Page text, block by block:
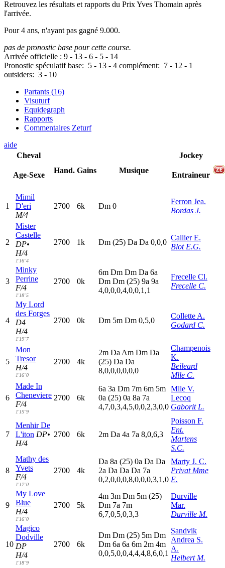
Retrouvez les résultats et rapports du Prix Yves Thomain après
l'arrivée.
Pour 4 ans, n'ayant pas gagné 9.000.
pas de pronostic base pour cette course.
Arrivée officielle : 9 - 13 - 6 - 5 - 14
Pronostic spéculatif base: 5 - 13 - 4 complément: 7 - 12 - 1
outsiders: 3 - 10
Partants (16)
Visuturf
Equidegraph
Rapports
Commentaires Zeturf
aide
Cheval
Age-Sexe
Hand. Gains Musique
Jockey
Entraineur
1
Mimil
D'eri
M/4
2700 6k Dm 0
Ferron Jea.
Bordas J.
2
Mister
Castelle
DP•
H/4
1'16"4
2700 1k Dm (25) Da Da 0,0,0
Callier E.
Blot E.G.
3
Minky
Perrine
F/4
1'18"5
2700 0k
6m Dm Dm Da 6a
Dm Dm (25) 9a 9a
4,0,0,0,4,0,0,1,1
Frecelle Cl.
Frecelle C.
4
My Lord
des Forges
D4
H/4
1'19"7
2700 0k Dm 5m Dm 0,5,0
Collette A.
Godard C.
5
Mon
Tresor
H/4
1'16"0
2700 4k
2m Da Am Dm Da
(25) Da Da
8,0,0,0,0,0,0
Champenois
K.
Beileard
Mlle C.
6
Made In
Cheneviere
F/4
1'15"9
2700 6k
6a 3a Dm 7m 6m 5m
0a (25) 0a 8a 7a
4,7,0,3,4,5,0,0,2,3,0,0
Mlle V.
Lecoq
Gaborit L.
7
Menhir De
L'iton DP•
H/4
2700 6k 2m Da 4a 7a 8,0,6,3
Poisson F.
Ent.
Martens
S.C.
8
Mathy des
Yvets
F/4
1'17"0
2700 4k
Da 8a (25) 0a Da Da
2a Da Da Da 7a
0,2,0,0,0,8,0,0,0,3,1,0
Marty J. C.
Privat Mme
E.
9
My Love
Blue
H/4
1'16"0
2700 5k
4m 3m Dm 5m (25)
Dm 7a 7m
6,7,0,5,0,3,3
Durville
Mar.
Durville M.
10
Magico
Dodville
DP
H/4
1'18"9
2700 6k
Dm Dm (25) 5m Dm
Dm 6a 6a 6m 2m 4m
0,0,5,0,0,4,4,4,8,6,0,1
Sandvik
Andrea S.
A.
Helbert M.